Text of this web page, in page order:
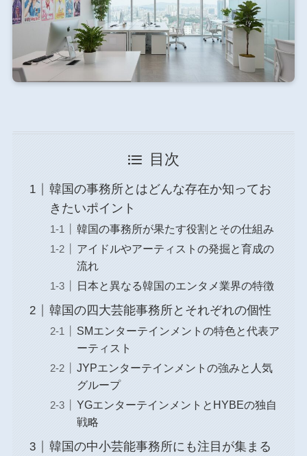
目次
韓国の事務所とはどんな存在か知ってお
きたいポイント
韓国の事務所が果たす役割とその仕組み
アイドルやアーティストの発掘と育成の
流れ
日本と異なる韓国のエンタメ業界の特徴
韓国の四大芸能事務所とそれぞれの個性
SMエンターテインメントの特色と代表ア
ーティスト
JYPエンターテインメントの強みと人気
グループ
YGエンターテインメントとHYBEの独自
戦略
韓国の中小芸能事務所にも注目が集まる